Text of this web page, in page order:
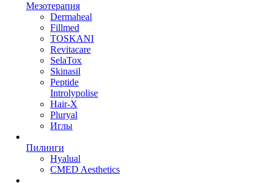
Мезотерапия
Dermaheal
Fillmed
TOSKANI
Revitacare
SelaTox
Skinasil
Peptide
Introlypolise
Hair-X
Pluryal
Иглы
Пилинги
Hyalual
CMED Aesthetics